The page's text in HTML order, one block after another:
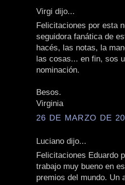
Virgi dijo...
Felicitaciones por esta
seguidora fanática de
hacés, las notas, la
las cosas... en fin, sos
nominación.
Besos.
Virginia
26 DE MARZO DE
Luciano dijo...
Felicitaciones Eduardo
trabajo muy bueno en
premios del mundo. Un